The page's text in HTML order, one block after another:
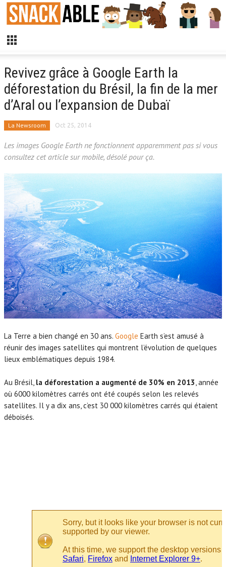
Revivez grâce à Google Earth la
déforestation du Brésil, la fin de la mer
d’Aral ou l’expansion de Dubaï
La Newsroom Oct 25, 2014
Les images Google Earth ne fonctionnent apparemment pas si vous
consultez cet article sur mobile, désolé pour ça.
La Terre a bien changé en 30 ans. Google Earth s’est amusé à
réunir des images satellites qui montrent l’évolution de quelques
lieux emblématiques depuis 1984.
Au Brésil, la déforestation a augmenté de 30% en 2013, année
où 6000 kilomètres carrés ont été coupés selon les relevés
satellites. Il y a dix ans, c’est 30 000 kilomètres carrés qui étaient
déboisés.